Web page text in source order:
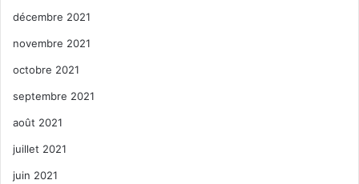
décembre 2021
novembre 2021
octobre 2021
septembre 2021
août 2021
juillet 2021
juin 2021